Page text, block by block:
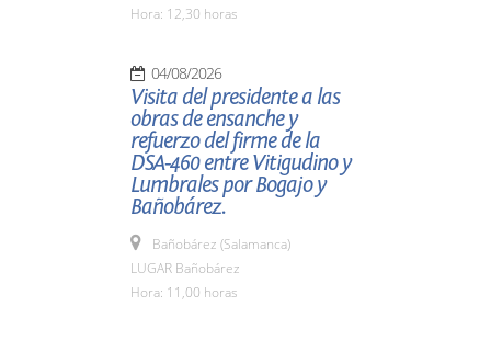
Hora: 12,30 horas
04/08/2026
Visita del presidente a las
obras de ensanche y
refuerzo del firme de la
DSA-460 entre Vitigudino y
Lumbrales por Bogajo y
Bañobárez.
Bañobárez (Salamanca)
LUGAR Bañobárez
Hora: 11,00 horas